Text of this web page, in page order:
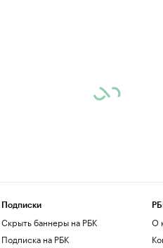
Подписки
Скрыть баннеры на РБК
Подписка на РБК
О